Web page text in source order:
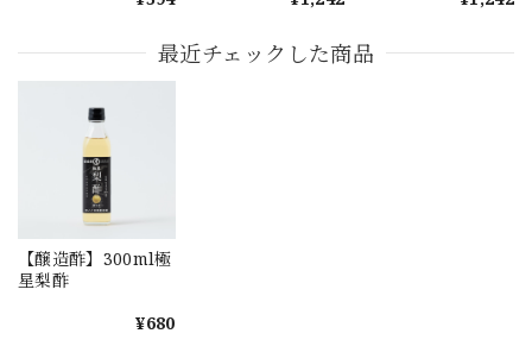
最近チェックした商品
【醸造酢】300ml極
星梨酢
¥680